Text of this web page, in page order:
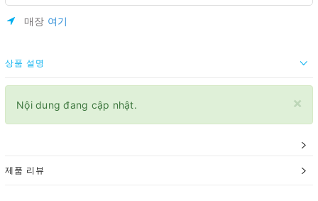
매장 여기
상품 설명
×
Nội dung đang cập nhật.
제품 리뷰